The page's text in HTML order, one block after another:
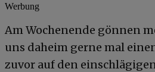
Werbung
Am Wochenende gönnen
uns daheim gerne mal
zuvor auf den